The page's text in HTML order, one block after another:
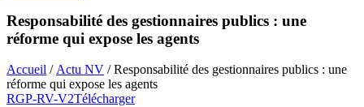
Responsabilité des gestionnaires publics : une
réforme qui expose les agents
Accueil /Actu NV / Responsabilité des gestionnaires publics : une
réforme qui expose les agents
RGP-RV-V2Télécharger